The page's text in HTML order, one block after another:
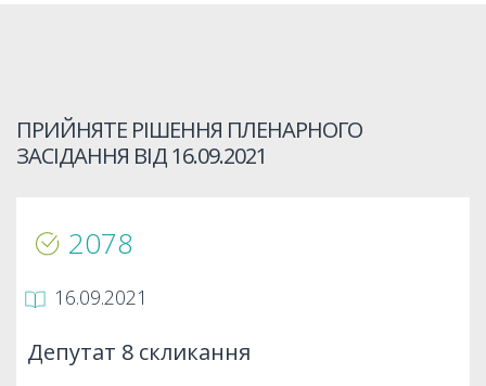
ПРИЙНЯТЕ РІШЕННЯ ПЛЕНАРНОГО
ЗАСІДАННЯ ВІД16.09.2021
2078
16.09.2021
Депутат 8 скликання